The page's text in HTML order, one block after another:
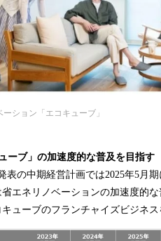
ション「エコキューブ」
ーブ」の加速度的な普及を目指す
表の中期経営計画では2025年5月
省エネリノベーションの加速度的
ューブのフランチャイズビジネ